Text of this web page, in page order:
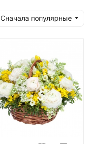
Сначала популярные